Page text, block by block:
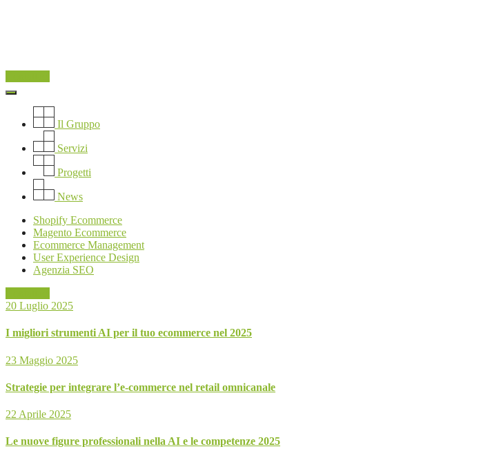
Il Gruppo
Servizi
Progetti
News
Shopify Ecommerce
Magento Ecommerce
Ecommerce Management
User Experience Design
Agenzia SEO
20 Luglio 2025
I migliori strumenti AI per il tuo ecommerce nel 2025
23 Maggio 2025
Strategie per integrare l’e-commerce nel retail omnicanale
22 Aprile 2025
Le nuove figure professionali nella AI e le competenze 2025